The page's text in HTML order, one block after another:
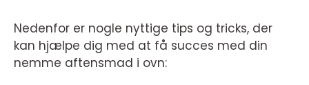
Nedenfor er nogle nyttige tips og tricks, der
kan hjælpe dig med at få succes med din
nemme aftensmad i ovn: